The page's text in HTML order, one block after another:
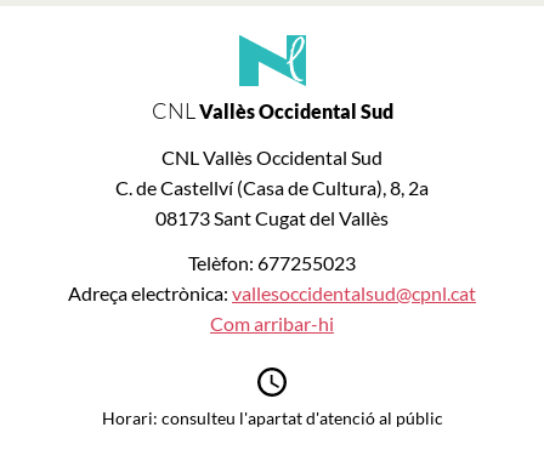
CNL Vallès Occidental Sud
CNL Vallès Occidental Sud
C. de Castellví (Casa de Cultura), 8, 2a
08173 Sant Cugat del Vallès
Telèfon: 677255023
Adreça electrònica: vallesoccidentalsud@cpnl.cat
Com arribar-hi
Horari: consulteu l'apartat d'atenció al públic